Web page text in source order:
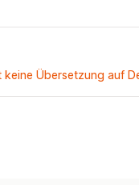
keine Übersetzung auf